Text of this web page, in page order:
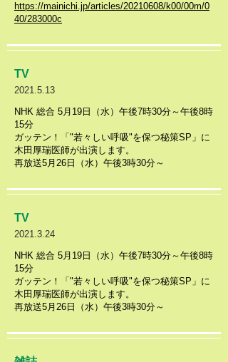
https://mainichi.jp/articles/20210608/k00/00m/0
40/283000c
TV
2021.5.13
NHK 総合 5月19日（水）午後7時30分～午後8時
15分
​ガッテン！「"若々しい呼吸"を保つ秘策SP」に
木田厚瑞医師が出演します。
再放送5月26日（水）午後3時30分～
TV
2021.3.24
NHK 総合 5月19日（水）午後7時30分～午後8時
15分
​ガッテン！「"若々しい呼吸"を保つ秘策SP」に
木田厚瑞医師が出演します。
再放送5月26日（水）午後3時30分～